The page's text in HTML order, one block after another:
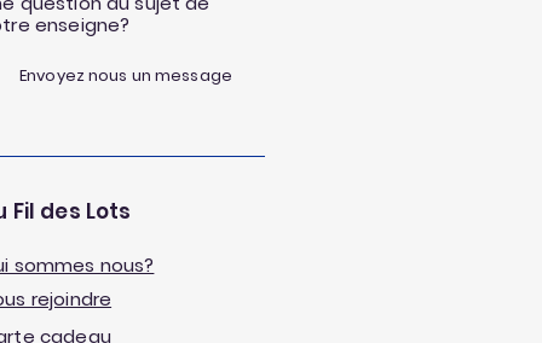
enseigne?
Envoyez nous un message
Fil des Lots
sommes nous?
rejoindre
cadeau